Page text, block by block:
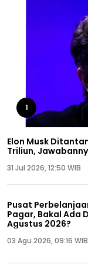
1
Elon Musk
Triliun,
31 Jul 2026, 12:50 WIB
Pusat
Pagar, Bakal Ada
Agustus 2026?
03 Agu 2026, 09:16 WIB